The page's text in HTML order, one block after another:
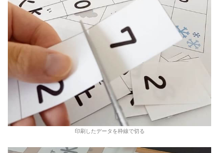
印刷したデータを枠線で切る